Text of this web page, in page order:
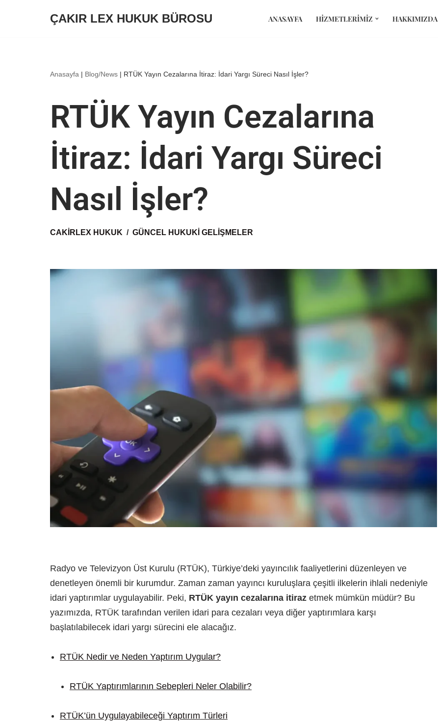
ÇAKIR LEX HUKUK BÜROSU ANASAYFA HIZMETLERIMIZ HAKKIMIZDA
Anasayfa | Blog/News | RTÜK Yayın Cezalarına İtiraz: İdari Yargı Süreci Nasıl İşler?
RTÜK Yayın Cezalarına
İtiraz: İdari Yargı Süreci
Nasıl İşler?
CAKIRLEX HUKUK GÜNCEL HUKUKI GELIŞMELER
Radyo ve Televizyon Üst Kurulu (RTÜK), Türkiye’deki yayıncılık faaliyetlerini düzenleyen ve
denetleyen önemli bir kurumdur. Zaman zaman yayıncı kuruluşlara çeşitli ilkelerin ihlali nedeniyle
idari yaptırımlar uygulayabilir. Peki, RTÜK yayın cezalarına itiraz etmek mümkün müdür? Bu
yazımızda, RTÜK tarafından verilen idari para cezaları veya diğer yaptırımlara karşı
başlatılabilecek idari yargı sürecini ele alacağız.
RTÜK Nedir ve Neden Yaptırım Uygular?
RTÜK Yaptırımlarının Sebepleri Neler Olabilir?
RTÜK’ün Uygulayabileceği Yaptırım Türleri